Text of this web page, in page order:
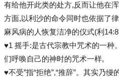
有给他开此类的处方,反而让他在
方面,以利沙的命令同时也依据了
麻风病的人恢复洁净的仪式(利
♥1 摇手:是古代宗教中咒术的一种
们呼唤自己的神时的咒术一样,
♥不受”指“拒绝”,“推辞”。其实乃